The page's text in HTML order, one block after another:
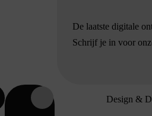
De laatste digitale
Schrijf je in voor
Design &